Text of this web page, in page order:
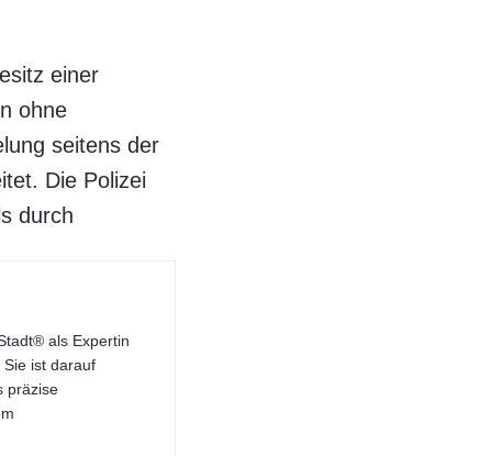
einer
ohne
seitens der
Die Polizei
durch
als Expertin
ist darauf
präzise